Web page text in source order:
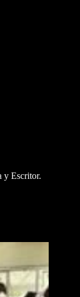
y Escritor.